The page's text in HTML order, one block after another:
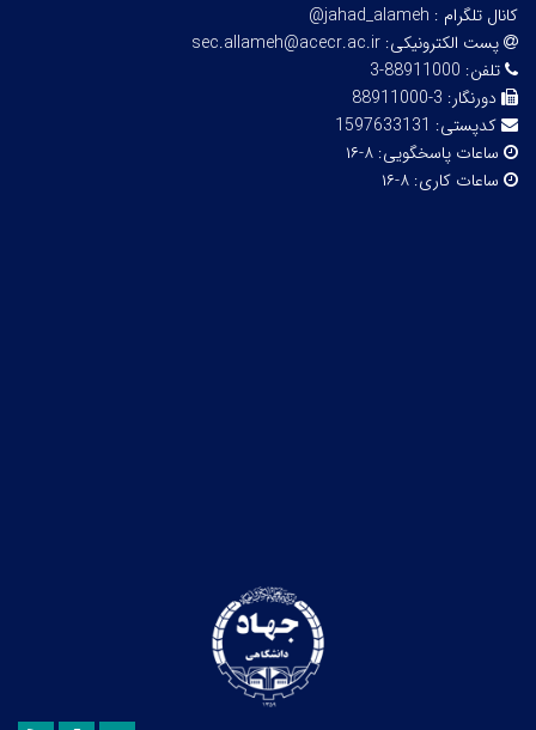
کانال تلگرام : jahad_alameh@
پست الکترونیکی: sec.allameh@acecr.ac.ir
تلفن: 88911000-3
دورنگار: 3-88911000
کدپستی: 1597633131
ساعات پاسخگویی: ۸-۱۶
ساعات کاری: ۸-۱۶